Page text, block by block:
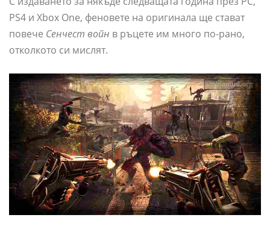
PS4 и Xbox One, феновете на оригинала ще стават
повече Сенчест войн в ръцете им много по-рано,
отколкото си мислят.